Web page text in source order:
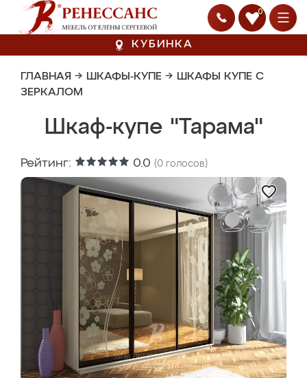
0
КУБИНКА
ГЛАВНАЯ → ШКАФЫ-КУПЕ → ШКАФЫ КУПЕ С
ЗЕРКАЛОМ
Шкаф-купе "Тарама"
Рейтинг: 0.0 (0 голосов)